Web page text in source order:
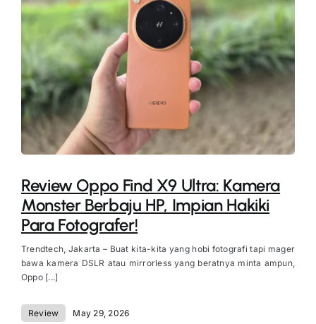
Review Oppo Find X9 Ultra: Kamera
Monster Berbaju HP, Impian Hakiki
Para Fotografer!
Trendtech, Jakarta – Buat kita-kita yang hobi fotografi tapi mager
bawa kamera DSLR atau mirrorless yang beratnya minta ampun,
Oppo [...]
Review May 29, 2026